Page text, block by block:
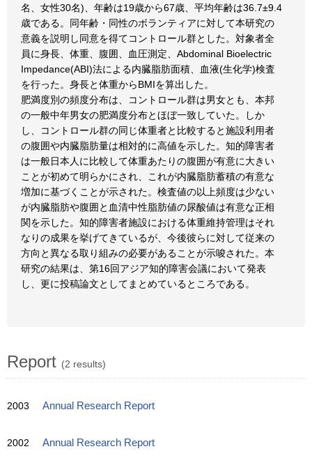
名、女性30名)、年齢は19歳から67歳、平均年齢は36.7±9.4
歳である。同年齢・同性のボランティアに対して本研究の
意義を説明し同意を得てコントロール群とした。対象者全
員に身長、体重、腹囲、血圧測定、Abdominal Bioelectric
Impedance(ABI)法による内臓脂肪面積、血液(生化学)検査
を行った。身長と体重からBMIを算出した。
肥満度別の頻度分布は、コントロール群は男女とも、本邦
の一般中年男女の肥満度分布とほぼ一致していた。しか
し、コントロール群の同じ体重者と比較すると施設利用者
の腹囲や内臓脂肪量は相対的に高値を示した。知的障害者
は一般日本人に比較して体重あたりの腹囲が有意に大きい
ことが初めて明らかにされ、これが内臓脂肪蓄積の有意な
増加に基づくことが示された。検査値の以上頻度は少ない
が内臓脂肪や腹囲と血清中性脂肪値の尿酸値は有意な正相
関を示した。知的障害者施設における体重維持管理はそれ
なりの成果を挙げてきているが、今後彼らに対して従来の
方向と異なる取り組みの必要があることが示唆された。本
研究の結果は、第16回アジア知的障害会議において発表
し、更に投稿論文としてまとめているところである。
Report (2 results)
2003 Annual Research Report
2002 Annual Research Report